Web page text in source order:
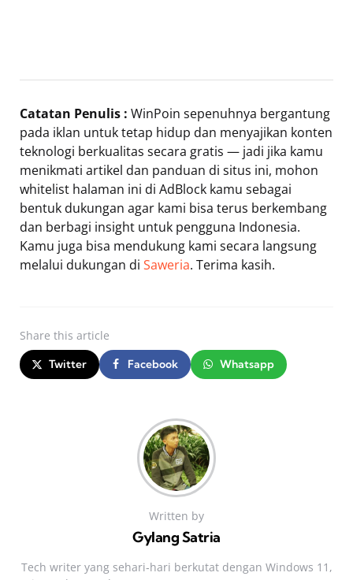
Catatan Penulis : WinPoin sepenuhnya bergantung
pada iklan untuk tetap hidup dan menyajikan konten
teknologi berkualitas secara gratis — jadi jika kamu
menikmati artikel dan panduan di situs ini, mohon
whitelist halaman ini di AdBlock kamu sebagai
bentuk dukungan agar kami bisa terus berkembang
dan berbagi insight untuk pengguna Indonesia.
Kamu juga bisa mendukung kami secara langsung
melalui dukungan di Saweria. Terima kasih.
Share this article
Twitter Facebook Whatsapp
Written by
Gylang Satria
Tech writer yang sehari‑hari berkutat dengan Windows 11,